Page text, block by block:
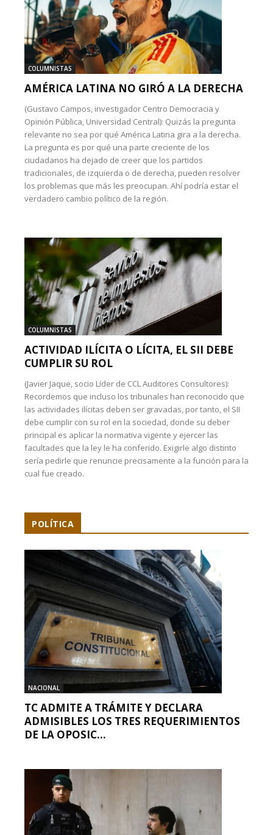
COLUMNISTAS
AMÉRICA LATINA NO GIRÓ A LA DERECHA
(Gustavo Campos, investigador Centro Democracia y
Opinión Pública, Universidad Central): Quizás la pregunta
relevante no sea por qué América Latina gira a la derecha.
La pregunta es por qué una parte creciente de los
ciudadanos ha dejado de creer que los partidos
tradicionales, de izquierda o de derecha, pueden resolver
los problemas que más les preocupan. Ahí podría estar el
verdadero cambio político de la región.
COLUMNISTAS
ACTIVIDAD ILÍCITA O LÍCITA, EL SII DEBE
CUMPLIR SU ROL
(Javier Jaque, socio Líder de CCL Auditores Consultores):
Recordemos que incluso los tribunales han reconocido que
las actividades ilícitas deben ser gravadas, por tanto, el SII
debe cumplir con su rol en la sociedad, donde su deber
principal es aplicar la normativa vigente y ejercer las
facultades que la ley le ha conferido. Exigirle algo distinto
sería pedirle que renuncie precisamente a la función para la
cual fue creado.
POLÍTICA
NACIONAL
TC ADMITE A TRÁMITE Y DECLARA
ADMISIBLES LOS TRES REQUERIMIENTOS
DE LA OPOSIC...